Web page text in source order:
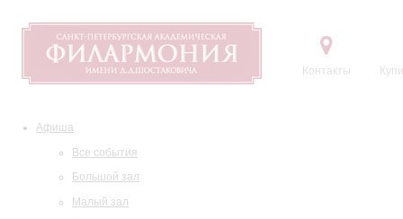
Контакты
Афиша
Все события
Большой зал
Малый зал